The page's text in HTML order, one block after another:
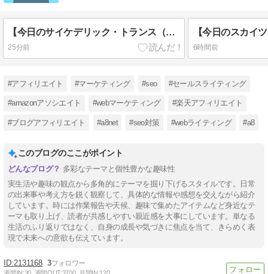
【今日のサイケデリック・トランス（Short）】#mandelbrot #trippy #animation Spiral Landscape Trance: Beats of Mind-blowing Adrenaline Symphony.
25分前 6時間前
#アフィリエイト #マーケティング #seo #セールスライティング
#amazonアソシエイト #webマーケティング #楽天アフィリエイト
#ブログアフィリエイト #a8net #seo対策 #webライティング #a8
このブログのここがポイント
多彩なテーマと個性豊かな趣味性
実生活や趣味の観点から多角的にテーマを掘り下げるスタイルです。日常
の出来事や考え方を鋭く観察して、具体的な情報や感想を交えながら紹介
しています。時には作業報告や天候、趣味で集めたアイテムなど身近なテ
ーマも取り上げ、読者が共感しやすい親近感を大事にしています。単なる
生活のふり返りではなく、自身の成長や気づきに焦点を当て、きらめく表
現で未来への意欲も伝えています。
2131168 3